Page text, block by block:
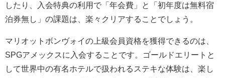
したり、入会特典の利用で「年会費」と「初年度は無料宿
泊券無し」の課題は、楽々クリアすることでしょう。
マリオットボンヴォイの上級会員資格を獲得できるのは、
SPGアメックスに入会することです。ゴールドエリートと
して世界中の有名ホテルで扱われるステキな体験は、楽し